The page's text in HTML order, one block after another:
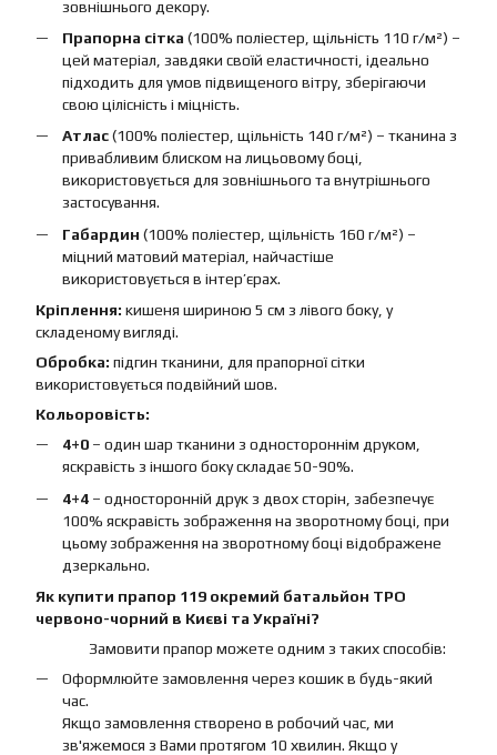
зовнішнього декору.
Прапорна сітка (100% поліестер, щільність 110 г/м²) –
цей матеріал, завдяки своїй еластичності, ідеально
підходить для умов підвищеного вітру, зберігаючи
свою цілісність і міцність.
Атлас(100% поліестер, щільність 140 г/м²) – тканина з
привабливим блиском на лицьовому боці,
використовується для зовнішнього та внутрішнього
застосування.
Габардин (100% поліестер, щільність 160 г/м²) –
міцний матовий матеріал, найчастіше
використовується в інтер’єрах.
Кріплення: кишеня шириною 5 см з лівого боку, у
складеному вигляді.
Обробка: підгин тканини, для прапорної сітки
використовується подвійний шов.
Кольоровість:
4+0 – один шар тканини з одностороннім друком,
яскравість з іншого боку складає 50-90%.
4+4 – односторонній друк з двох сторін, забезпечує
100% яскравість зображення на зворотному боці, при
цьому зображення на зворотному боці відображене
дзеркально.
Як купити прапор 119 окремий батальйон ТРО
червоно-чорний в Києві та Україні?
Замовити прапор можете одним з таких способів:
Оформлюйте замовлення через кошик в будь-який
час.
Якщо замовлення створено в робочий час, ми
зв'яжемося з Вами протягом 10 хвилин. Якщо у